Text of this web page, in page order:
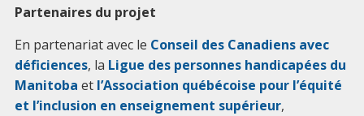
Partenaires du projet
En partenariat avec le Conseil des Canadiens avec
déficiences, la Ligue des personnes handicapées du
Manitoba et l’Association québécoise pour l’équité
et l’inclusion en enseignement supérieur,